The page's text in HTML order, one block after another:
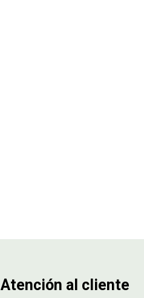
Atención al cliente